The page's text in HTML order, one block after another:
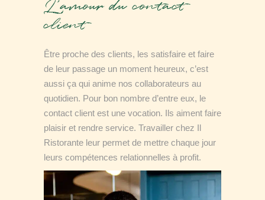
L’amour du contact
client
Être proche des clients, les satisfaire et faire
de leur passage un moment heureux, c’est
aussi ça qui anime nos collaborateurs au
quotidien. Pour bon nombre d’entre eux, le
contact client est une vocation. Ils aiment faire
plaisir et rendre service. Travailler chez Il
Ristorante leur permet de mettre chaque jour
leurs compétences relationnelles à profit.